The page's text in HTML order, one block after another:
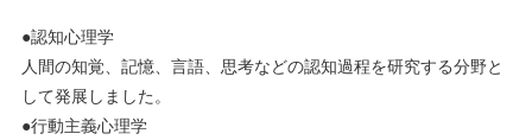
●認知心理学
人間の知覚、記憶、言語、思考などの認知過程を研究する分野と
して発展しました。
●行動主義心理学